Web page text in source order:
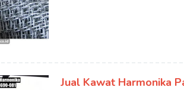
Jual Kawat Harmonika